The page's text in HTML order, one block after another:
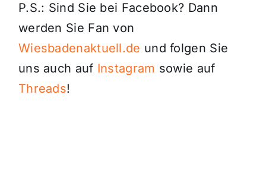
P.S.: Sind Sie bei Facebook? Dann
werden Sie Fan von
Wiesbadenaktuell.de und folgen Sie
uns auch auf Instagram sowie auf
Threads!